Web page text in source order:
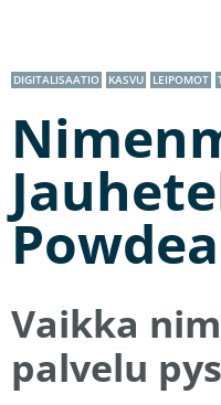
DIGITALISAATIO KASVU LEIPOMOT
Vaikka
palvelu